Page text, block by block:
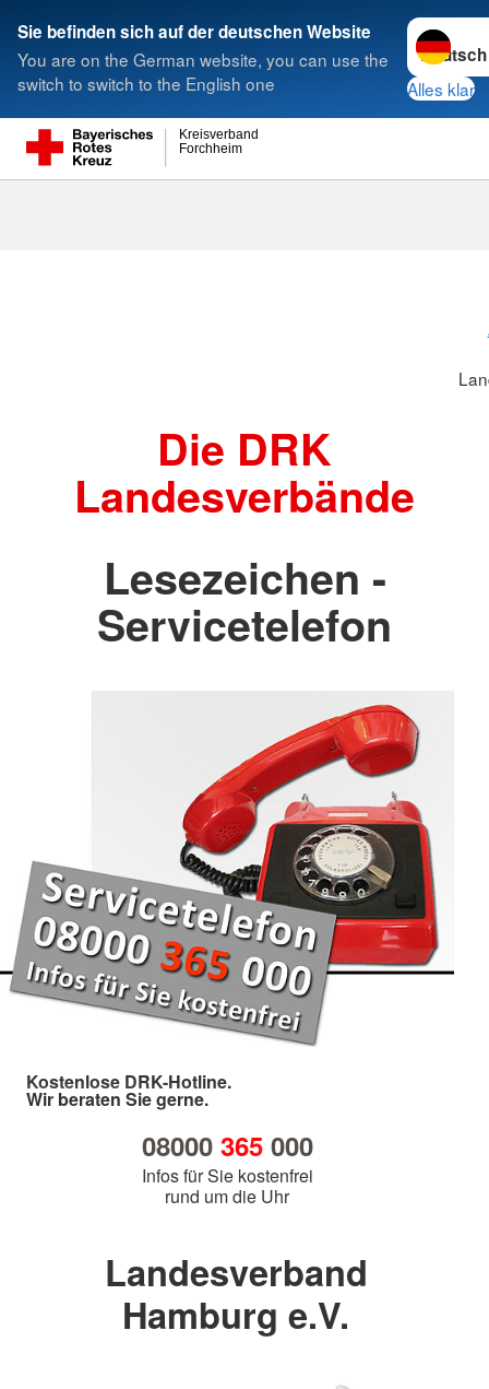
Sie befinden sich auf der deutschen Website
You are on the German website, you can use the
switch to switch to the English one
Sprache
Alles klar
Forchheim
Kreisverband
Suche
Die DRK
Landesverbände
Lesezeichen -
Servicetelefon
Kostenlose DRK-Hotline.
Wir beraten Sie gerne.
08000 365000
Infos für Sie kostenfrei
rund um die Uhr
Landesverband
Hamburg e.V.